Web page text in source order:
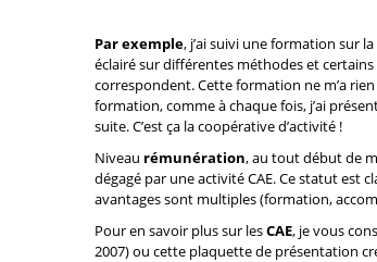
Par exemple, j’ai suivi une formation sur la
éclairé sur différentes méthodes et
correspondent. Cette formation ne m’a
formation, comme à chaque fois, j’ai
suite. C’est ça la coopérative d’activité !
Niveau rémunération, au tout début de
dégagé par une activité CAE. Ce statut est
avantages sont multiples (formation,
Pour en savoir plus sur lesCAE, je vous
2007) ou cette plaquettede présentation